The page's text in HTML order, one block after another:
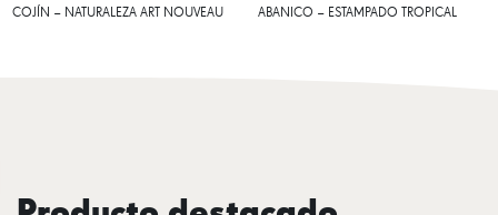
COJÍN – NATURALEZA ART NOUVEAU ABANICO – ESTAMPADO TROPICAL